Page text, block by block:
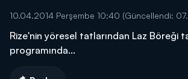
10.04.2014 Perşembe 10:40 (Güncellendi:
Rize'nin yöresel tatlarından Laz Böreği
programında...